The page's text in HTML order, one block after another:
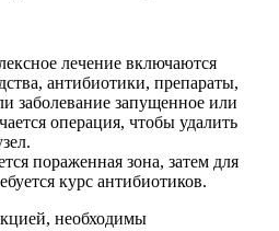
лечение включаются
антибиотики, препараты,
заболевание запущенное или
операция, чтобы удалить
пораженная зона, затем для
курс антибиотиков.
необходимы